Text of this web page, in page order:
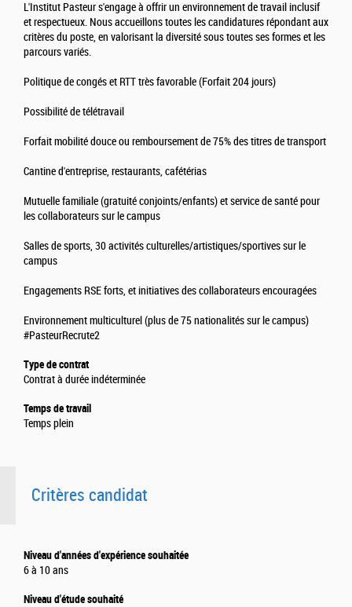
L'Institut Pasteur s'engage à offrir un environnement de travail inclusif
et respectueux. Nous accueillons toutes les candidatures répondant aux
critères du poste, en valorisant la diversité sous toutes ses formes et les
parcours variés.
Politique de congés et RTT très favorable (Forfait 204 jours)
Possibilité de télétravail
Forfait mobilité douce ou remboursement de 75% des titres de transport
Cantine d'entreprise, restaurants, cafétérias
Mutuelle familiale (gratuité conjoints/enfants) et service de santé pour
les collaborateurs sur le campus
Salles de sports, 30 activités culturelles/artistiques/sportives sur le
campus
Engagements RSE forts, et initiatives des collaborateurs encouragées
Environnement multiculturel (plus de 75 nationalités sur le campus)
#PasteurRecrute2
Type de contrat
Contrat à durée indéterminée
Temps de travail
Temps plein
Critères candidat
Niveau d'années d'expérience souhaitée
6 à 10 ans
Niveau d'étude souhaité